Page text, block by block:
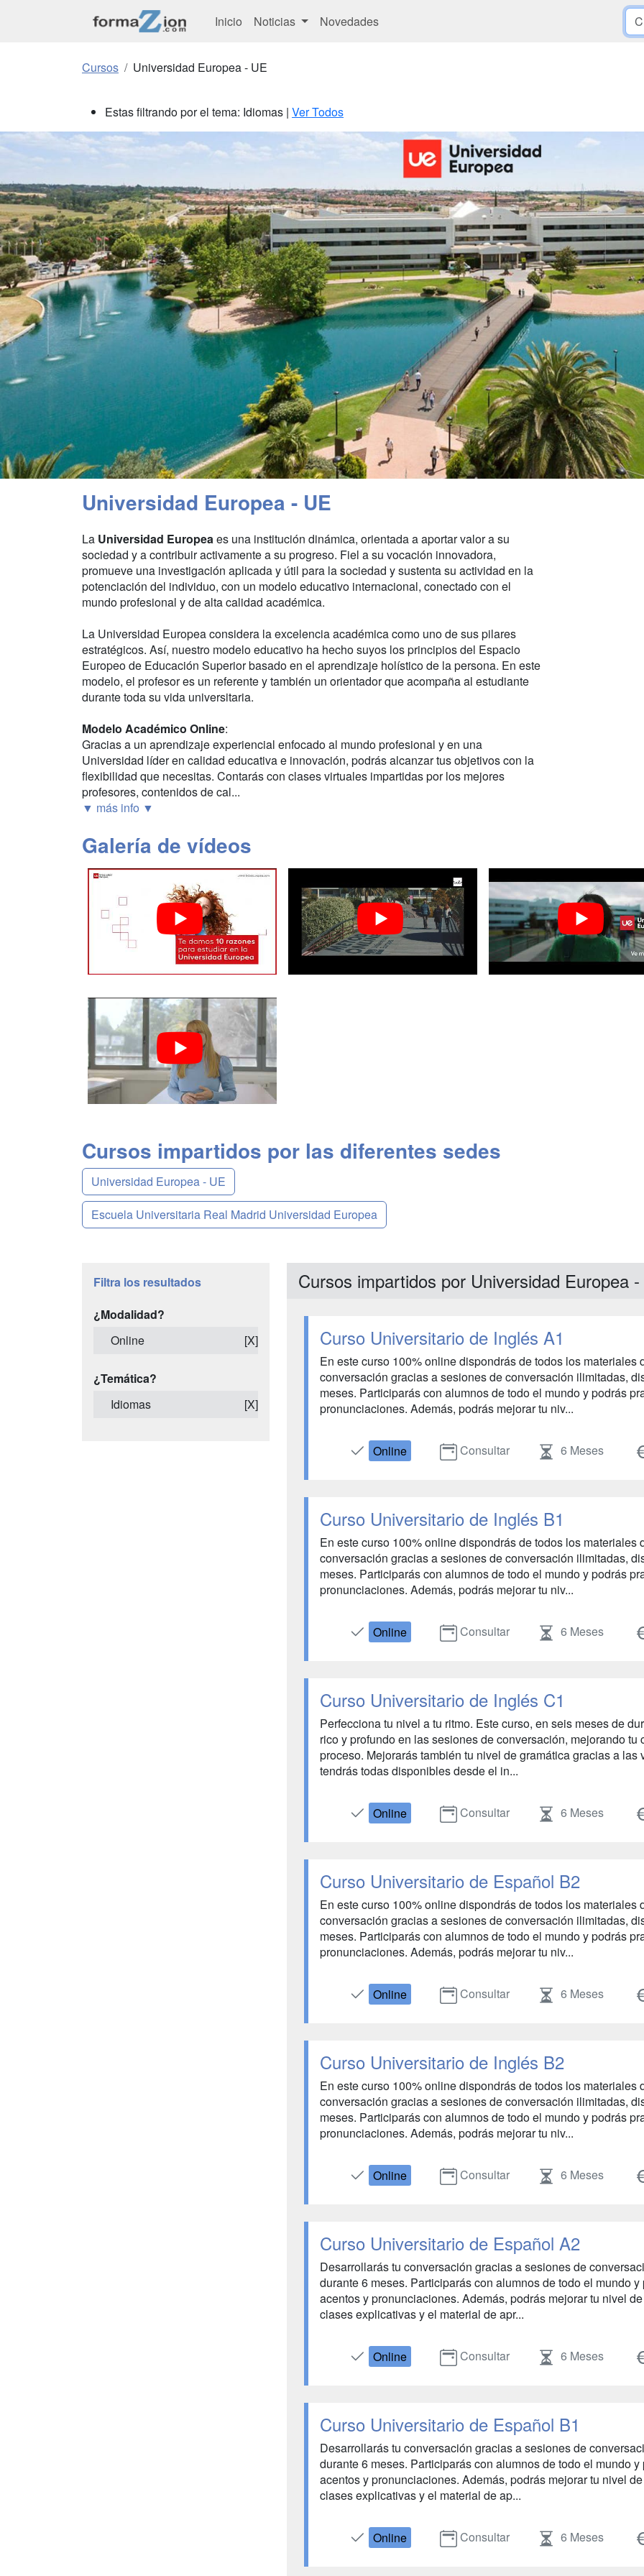
Inicio Noticias Novedades
Cursos Universidad Europea - UE
Estas filtrando por el tema: Idiomas | Ver Todos
Universidad Europea - UE
La Universidad Europeaes una institución dinámica, orientada a aportar valor a su
sociedad y a contribuir activamente a su progreso. Fiel a su vocación innovadora,
promueve una investigación aplicada y útil para la sociedad y sustenta su actividad en la
potenciación del individuo, con un modelo educativo internacional, conectado con el
mundo profesional y de alta calidad académica.
La Universidad Europea considera la excelencia académica como uno de sus pilares
estratégicos. Así, nuestro modelo educativo ha hecho suyos los principios del Espacio
Europeo de Educación Superior basado en el aprendizaje holístico de la persona. En este
modelo, el profesor es un referente y también un orientador que acompaña al estudiante
durante toda su vida universitaria.
Modelo Académico Online:
Gracias a un aprendizaje experiencial enfocado al mundo profesional y en una
Universidad líder en calidad educativa e innovación, podrás alcanzar tus objetivos con la
flexibilidad que necesitas. Contarás con clases virtuales impartidas por los mejores
profesores, contenidos de cal...
▼ más info ▼
Galería de vídeos
Cursos impartidos por las diferentes sedes
Universidad Europea - UE
Escuela Universitaria Real Madrid Universidad Europea
Filtra los resultados
¿Modalidad?
Online
[X]
¿Temática?
Idiomas
[X]
Cursos impartidos por Universidad Europea
Curso Universitario de Inglés A1
En este curso 100% online dispondrás de todos los
conversación gracias a sesiones de conversación ilimitadas,
meses. Participarás con alumnos de todo el mundo y podrás
pronunciaciones. Además, podrás mejorar tu niv...
Online Consultar 6 Meses
Curso Universitario de Inglés B1
En este curso 100% online dispondrás de todos los
conversación gracias a sesiones de conversación ilimitadas,
meses. Participarás con alumnos de todo el mundo y podrás
pronunciaciones. Además, podrás mejorar tu niv...
Online Consultar 6 Meses
Curso Universitario de Inglés C1
Perfecciona tu nivel a tu ritmo. Este curso, en seis meses de
rico y profundo en las sesiones de conversación, mejorando
proceso. Mejorarás también tu nivel de gramática gracias a
tendrás todas disponibles desde el in...
Online Consultar 6 Meses
Curso Universitario de Español B2
En este curso 100% online dispondrás de todos los
conversación gracias a sesiones de conversación ilimitadas,
meses. Participarás con alumnos de todo el mundo y podrás
pronunciaciones. Además, podrás mejorar tu niv...
Online Consultar 6 Meses
Curso Universitario de Inglés B2
En este curso 100% online dispondrás de todos los
conversación gracias a sesiones de conversación ilimitadas,
meses. Participarás con alumnos de todo el mundo y podrás
pronunciaciones. Además, podrás mejorar tu niv...
Online Consultar 6 Meses
Curso Universitario de Español A2
Desarrollarás tu conversación gracias a sesiones de
durante 6 meses. Participarás con alumnos de todo el mundo
acentos y pronunciaciones. Además, podrás mejorar tu nivel
clases explicativas y el material de apr...
Online Consultar 6 Meses
Curso Universitario de Español B1
Desarrollarás tu conversación gracias a sesiones de
durante 6 meses. Participarás con alumnos de todo el mundo
acentos y pronunciaciones. Además, podrás mejorar tu nivel
clases explicativas y el material de ap...
Online Consultar 6 Meses